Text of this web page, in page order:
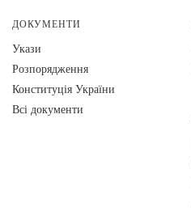
ДОКУМЕНТИ
Укази
Розпорядження
Конституція України
Всі документи